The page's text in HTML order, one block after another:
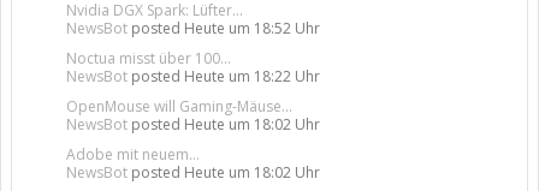
Nvidia DGX Spark: Lüfter...
NewsBot posted Heute um 18:52 Uhr
Noctua misst über 100...
NewsBot posted Heute um 18:22 Uhr
OpenMouse will Gaming-Mäuse...
NewsBot posted Heute um 18:02 Uhr
Adobe mit neuem...
NewsBot posted Heute um 18:02 Uhr